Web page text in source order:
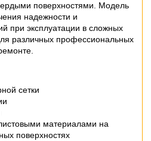
поверхностями. Модель
надежности и
при эксплуатации в сложных
различных профессиональных
сетки
материалами на
поверхностях